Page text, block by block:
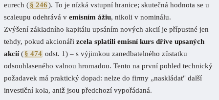
eurech (§ 246). To je nízká vstupní hranice; skutečná hodnota se u
scaleupu odehrává v emisním ážiu, nikoli v nominálu.
Zvýšení základního kapitálu upsáním nových akcií je přípustné jen
tehdy, pokud akcionáři zcela splatili emisní kurs dříve upsaných
akcií(§ 474 odst. 1) – s výjimkou zanedbatelného zůstatku
odsouhlaseného valnou hromadou. Tento na první pohled technický
požadavek má praktický dopad: nelze do firmy „naskládat" další
investiční kola, aniž jsou předchozí vypořádaná.